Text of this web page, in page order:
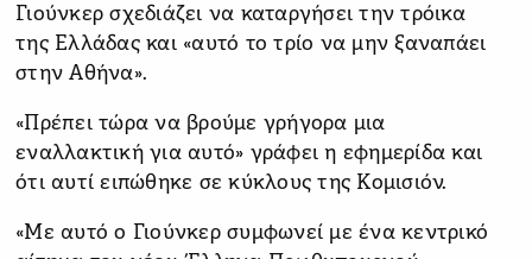
Γιούνκερ σχεδιάζει να καταργήσει την τρόικα
της Ελλάδας και «αυτό το τρίο να μην ξαναπάει
στην Αθήνα».
«Πρέπει τώρα να βρούμε γρήγορα μια
εναλλακτική για αυτό» γράφει η εφημερίδα και
ότι αυτί ειπώθηκε σε κύκλους της Κομισιόν.
«Με αυτό ο Γιούνκερ συμφωνεί με ένα κεντρικό